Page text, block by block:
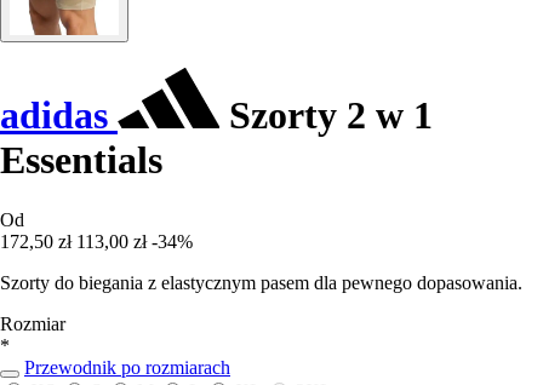
adidas
Szorty 2 w 1
Essentials
Od
172,50 zł 113,00 zł -34%
Szorty do biegania z elastycznym pasem dla pewnego dopasowania.
Rozmiar
*
Przewodnik po rozmiarach